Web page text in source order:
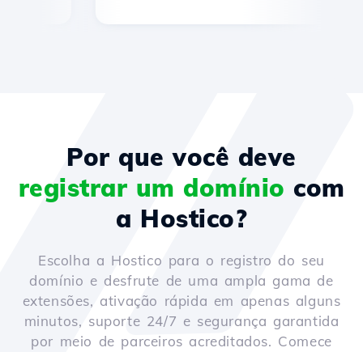
Por que você deve
registrar um domínio com
a Hostico?
Escolha a Hostico para o registro do seu
domínio e desfrute de uma ampla gama de
extensões, ativação rápida em apenas alguns
minutos, suporte 24/7 e segurança garantida
por meio de parceiros acreditados. Comece